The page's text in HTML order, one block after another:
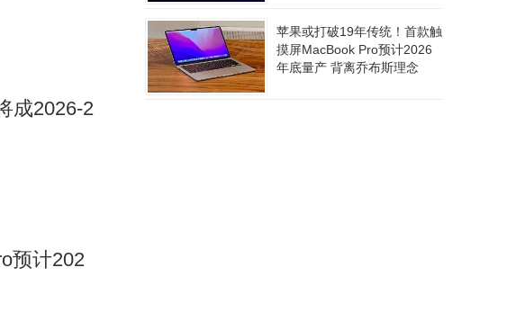
成2026-2
预计202
苹果或打破19年传统！首款触
摸屏MacBook Pro预计2026
年底量产 背离乔布斯理念